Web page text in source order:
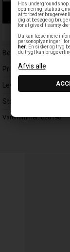
Hos
optimering, statistik,
at forbedrer
dig at besøge og
for at give dit samtykke
Du kan læse mere
personoplysninger i
her . En sikker og tryg
du trygt kan bruge
Beskrivelse
Prisgaranti
Levering
Størrelsesguide
Varenummer:026196